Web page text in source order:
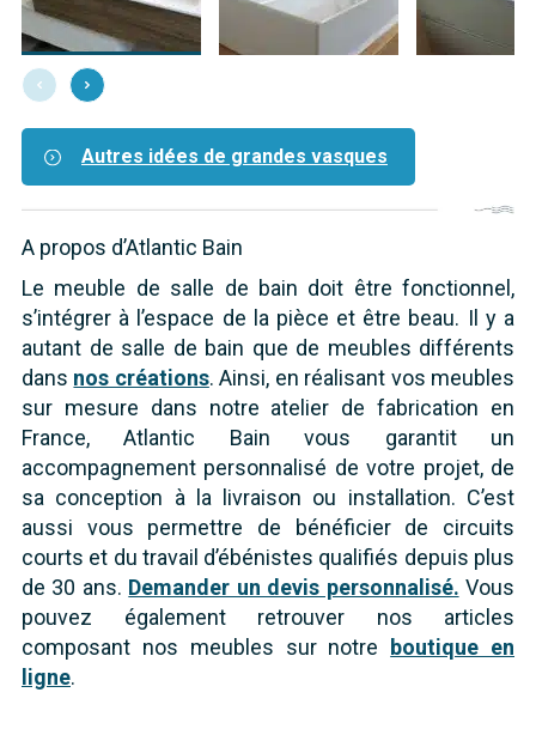
Autres idées de grandes vasques
A propos d’Atlantic Bain
Le meuble de salle de bain doit être fonctionnel,
s’intégrer à l’espace de la pièce et être beau. Il y a
autant de salle de bain que de meubles différents
dans nos créations. Ainsi, en réalisant vos meubles
sur mesure dans notre atelier de fabrication en
France, Atlantic Bain vous garantit un
accompagnement personnalisé de votre projet, de
sa conception à la livraison ou installation. C’est
aussi vous permettre de bénéficier de circuits
courts et du travail d’ébénistes qualifiés depuis plus
de 30 ans. Demander un devis personnalisé. Vous
pouvez également retrouver nos articles
composant nos meubles sur notre boutique en
ligne.